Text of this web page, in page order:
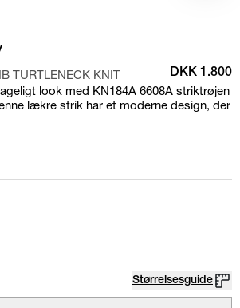
TURTLENECK KNIT DKK 1.800
look med KN184A 6608A striktrøjen
lækre strik har et moderne design, der
Størrelsesguide